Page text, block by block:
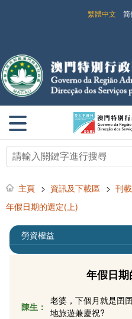
简
繁體中文
主頁 > 資訊及下載區 > 刊
年假日期的選定(上)
勞資權益
年假日
陳生：
老婆，下個月就是囝
地旅遊兼慶祝?